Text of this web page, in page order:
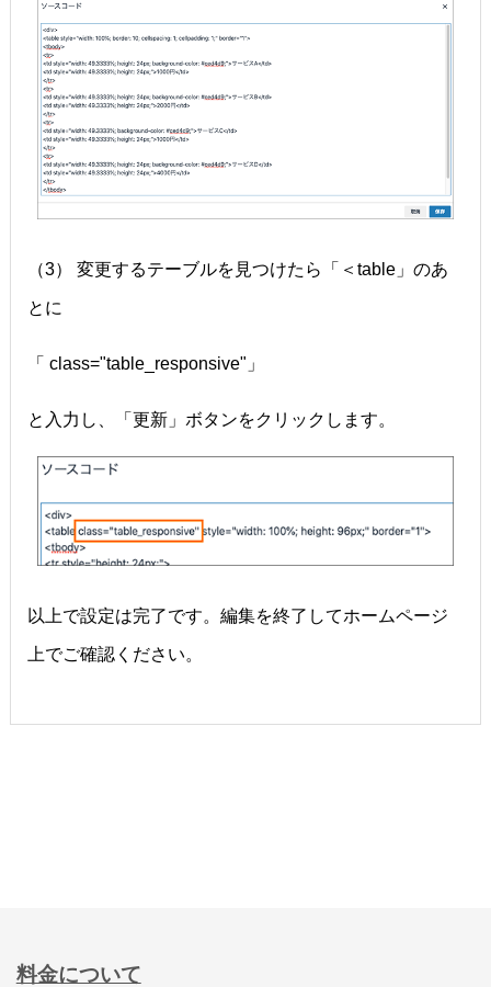
（3） 変更するテーブルを見つけたら「＜table」のあ
とに
「 class="table_responsive"」
と入力し、「更新」ボタンをクリックします。
以上で設定は完了です。編集を終了してホームページ
上でご確認ください。
料金について